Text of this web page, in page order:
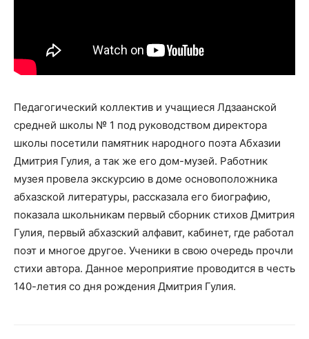
Педагогический коллектив и учащиеся Лдзаанской
средней школы № 1 под руководством директора
школы посетили памятник народного поэта Абхазии
Дмитрия Гулия, а так же его дом-музей. Работник
музея провела экскурсию в доме основоположника
абхазской литературы, рассказала его биографию,
показала школьникам первый сборник стихов Дмитрия
Гулия, первый абхазский алфавит, кабинет, где работал
поэт и многое другое. Ученики в свою очередь прочли
стихи автора. Данное мероприятие проводится в честь
140-летия со дня рождения Дмитрия Гулия.